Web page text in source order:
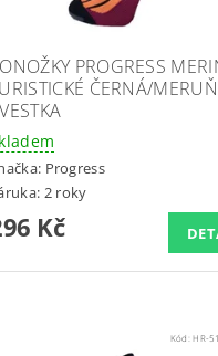
PROGRESS
ČERNÁ/
Progress
2 roky
Kč
Kód:HR-